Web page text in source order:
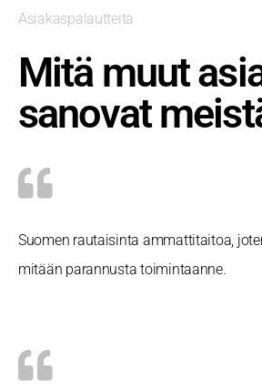
Asiakaspalautteita
Mitä muut
sanovat
Suomen rautaisinta ammattitaitoa,
mitään parannusta toimintaanne.